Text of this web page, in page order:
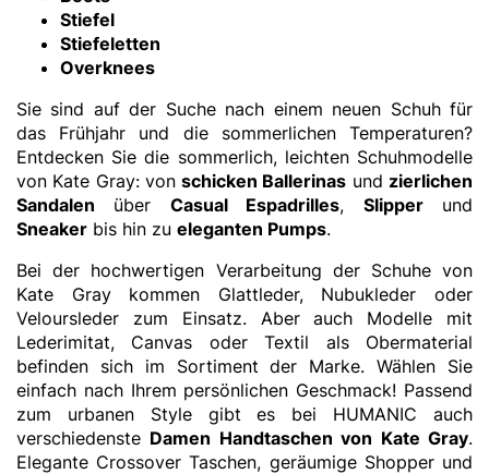
Stiefel
Stiefeletten
Overknees
Sie sind auf der Suche nach einem neuen Schuh für
das Frühjahr und die sommerlichen Temperaturen?
Entdecken Sie die sommerlich, leichten Schuhmodelle
von Kate Gray: vonschicken Ballerinas und zierlichen
Sandalen über Casual Espadrilles, Slipperund
Sneaker bis hin zu eleganten Pumps.
Bei der hochwertigen Verarbeitung der Schuhe von
Kate Gray kommen Glattleder, Nubukleder oder
Veloursleder zum Einsatz. Aber auch Modelle mit
Lederimitat, Canvas oder Textil als Obermaterial
befinden sich im Sortiment der Marke. Wählen Sie
einfach nach Ihrem persönlichen Geschmack! Passend
zum urbanen Style gibt es bei HUMANIC auch
verschiedenste Damen Handtaschen von Kate Gray.
Elegante Crossover Taschen, geräumige Shopper und